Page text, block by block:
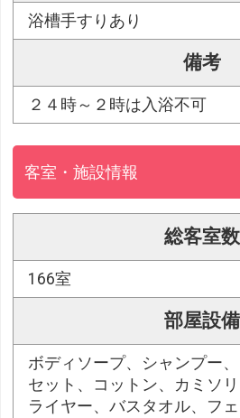
浴槽手すりあり
備考
２４時～２時は入浴不可
客室・施設情報
総客室数
166室
部屋設備
ボディソープ、シャンプー
セット、コットン、カミソ
ライヤー、バスタオル、フ